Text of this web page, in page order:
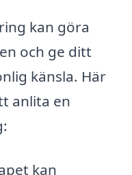
kan göra
och ge ditt
känsla. Här
anlita en
kan